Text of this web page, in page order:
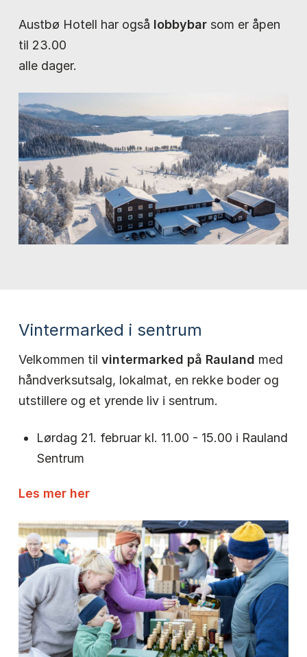
Austbø Hotell har også lobbybarsom er åpen
til 23.00
alle dager.
Vintermarked i sentrum
Velkommen til vintermarked på Rauland med
håndverksutsalg, lokalmat, en rekke boder og
utstillere og et yrende liv i sentrum.
Lørdag 21. februar kl. 11.00 - 15.00 i Rauland
Sentrum
Les mer her